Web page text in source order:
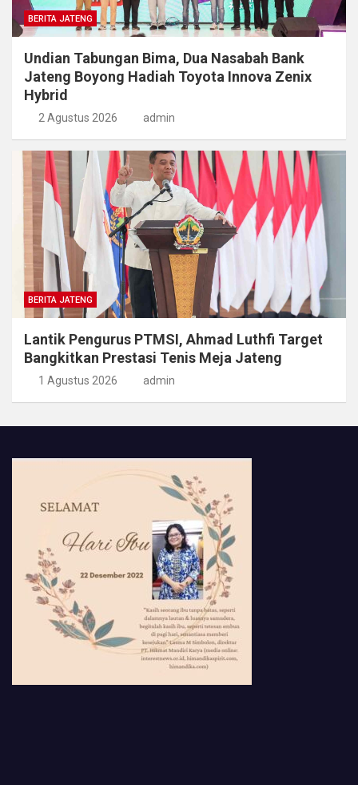
BERITA JATENG
Undian Tabungan Bima, Dua Nasabah Bank
Jateng Boyong Hadiah Toyota Innova Zenix
Hybrid
2 Agustus 2026 admin
BERITA JATENG
Lantik Pengurus PTMSI, Ahmad Luthfi Target
Bangkitkan Prestasi Tenis Meja Jateng
1 Agustus 2026 admin